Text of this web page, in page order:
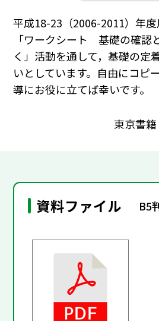
平成18-23（2006-2011）年度
「ワークシート 基礎の確認
く」活動を通して，基礎の定
いとしています。自由にコピ
導にお役に立てば幸いです。
東京書
資料ファイル B5